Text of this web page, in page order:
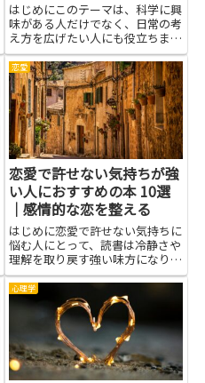
はじめにこのテーマは、科学に興
味がある人だけでなく、日常の考
え方を広げたい人にも役立ちま
す。アインシュタインという名前
を知ると、その人がどんな背景か
ら理論を生み出したのかをたどる
楽しさがあります。相対論の背景
を知ることで、時間と空間の感覚
が...
恋愛
恋愛で許せない気持ちが強
い人におすすめの本 10選
｜感情的な恋を整える
はじめに恋愛で許せない気持ちに
悩む人にとって、読書は冷静さや
理解を取り戻す強い味方になりま
す。感情的な恋を整えるための知
識や視点を得ることで、自分の感
情を客観的に見つめ直し、怒りや
悲しみの根っこを見つけやすくな
ります。本から学べば、相手の
言...
心理学